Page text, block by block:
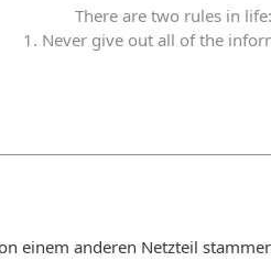
There are two rules in life:
1. Never give out all of the
einem anderen Netzteil